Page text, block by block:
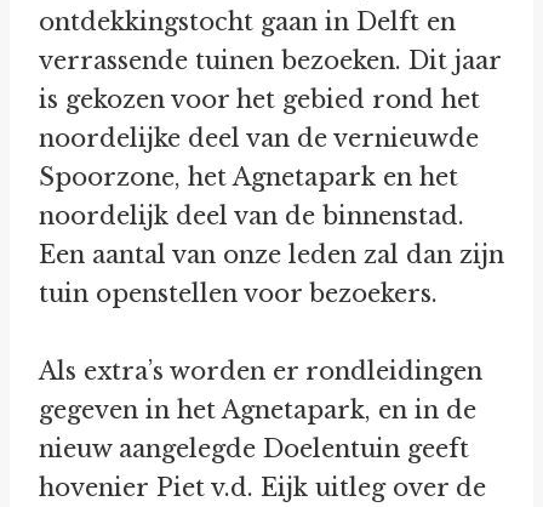
ontdekkingstocht gaan in Delft en
verrassende tuinen bezoeken. Dit jaar
is gekozen voor het gebied rond het
noordelijke deel van de vernieuwde
Spoorzone, het Agnetapark en het
noordelijk deel van de binnenstad.
Een aantal van onze leden zal dan zijn
tuin openstellen voor bezoekers.
Als extra’s worden er rondleidingen
gegeven in het Agnetapark, en in de
nieuw aangelegde Doelentuin geeft
hovenier Piet v.d. Eijk uitleg over de